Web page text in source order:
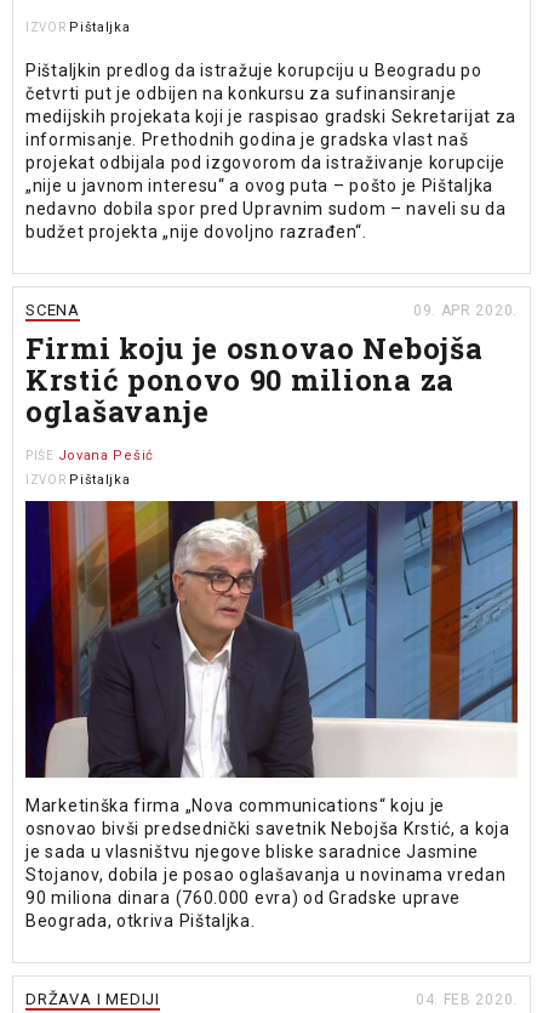
IZVOR Pištaljka
Pištaljkin predlog da istražuje korupciju u Beogradu po
četvrti put je odbijen na konkursu za sufinansiranje
medijskih projekata koji je raspisao gradski Sekretarijat za
informisanje. Prethodnih godina je gradska vlast naš
projekat odbijala pod izgovorom da istraživanje korupcije
„nije u javnom interesu“ a ovog puta – pošto je Pištaljka
nedavno dobila spor pred Upravnim sudom – naveli su da
budžet projekta „nije dovoljno razrađen“.
SCENA 09. APR 2020.
Firmi koju je osnovao Nebojša
Krstić ponovo 90 miliona za
oglašavanje
PIŠE Jovana Pešić
IZVOR Pištaljka
Marketinška firma „Nova communications“ koju je
osnovao bivši predsednički savetnik Nebojša Krstić, a koja
je sada u vlasništvu njegove bliske saradnice Jasmine
Stojanov, dobila je posao oglašavanja u novinama vredan
90 miliona dinara (760.000 evra) od Gradske uprave
Beograda, otkriva Pištaljka.
DRŽAVA I MEDIJI 04. FEB 2020.